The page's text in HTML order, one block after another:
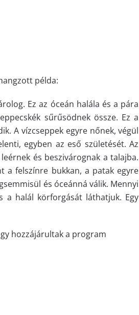
példa:
Ez az óceán halála és a pára
sűrűsödnek össze. Ez a
A vízcseppek egyre nőnek, végül
egyben az eső születését. Az
és beszivárognak a talajba.
a felszínre bukkan, a patak egyre
és óceánná válik. Mennyi
a halál körforgását láthatjuk. Egy
hozzájárultak a program